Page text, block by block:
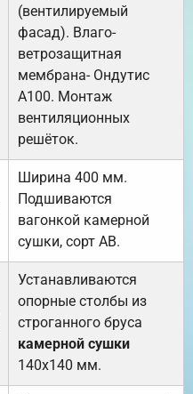
(вентилируемый
фасад). Влаго-
ветрозащитная
мембрана- Ондутис
А100. Монтаж
вентиляционных
решёток.
Ширина 400 мм.
Подшиваются
вагонкой камерной
сушки, сорт АВ.
Устанавливаются
опорные столбы из
строганного бруса
камерной сушки
140х140 мм.